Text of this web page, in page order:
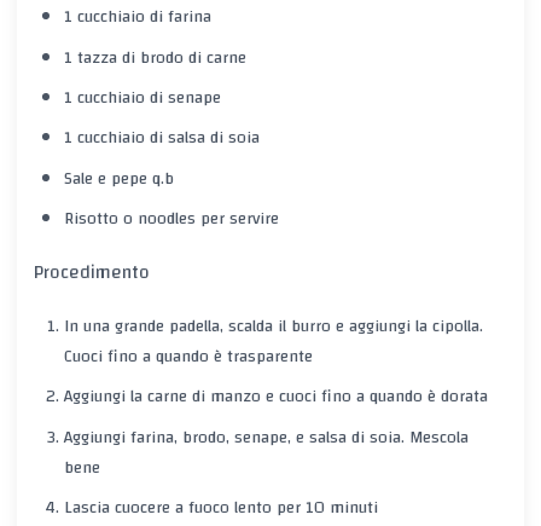
1 cucchiaio di farina
1 tazza di brodo di carne
1 cucchiaio di senape
1 cucchiaio di salsa di soia
Sale e pepe q.b
Risotto o noodles per servire
Procedimento
In una grande padella, scalda il burro e aggiungi la cipolla.
Cuoci fino a quando è trasparente
Aggiungi la carne di manzo e cuoci fino a quando è dorata
Aggiungi farina, brodo, senape, e salsa di soia. Mescola
bene
Lascia cuocere a fuoco lento per 10 minuti